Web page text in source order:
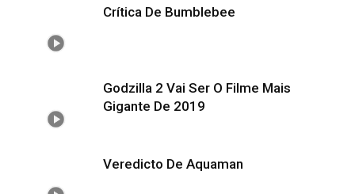
Crítica De Bumblebee
Godzilla 2 Vai Ser O Filme Mais
Gigante De 2019
Veredicto De Aquaman